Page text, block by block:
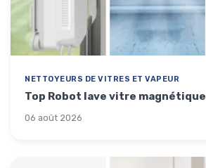
NETTOYEURS DE VITRES ET VAPEUR
Top Robot lave vitre magnétique
06 août 2026